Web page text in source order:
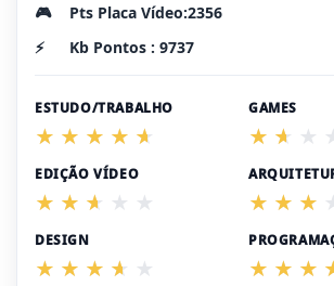
🎮
Pts Placa Vídeo:2356
⚡
Kb Pontos : 9737
ESTUDO/TRABALHO GAMES
EDIÇÃO VÍDEO
DESIGN